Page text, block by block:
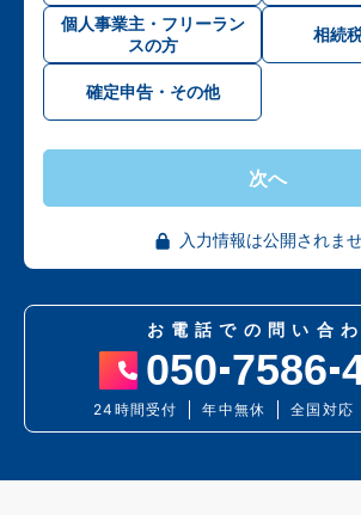
個人事業主・フリーラン
スの方
相続
確定申告・その他
次へ
入力情報は公開されま
お電話での問い合
050 7586
24時間受付 年中無休 全国対応